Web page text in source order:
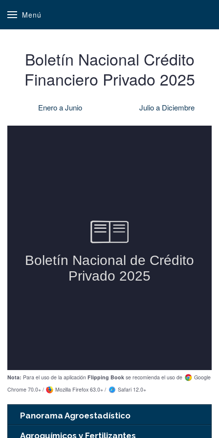
Menú
Boletín Nacional Crédito
Financiero Privado 2025
Enero a Junio Julio a Diciembre
Nota: Para el uso de la aplicación Flipping Book se recomienda el uso de
Google
Chrome 70.0+ /
Mozilla Firefox 63.0+ / Safari 12.0+
Panorama Agroestadístico
Agroquímicos y Fertilizantes